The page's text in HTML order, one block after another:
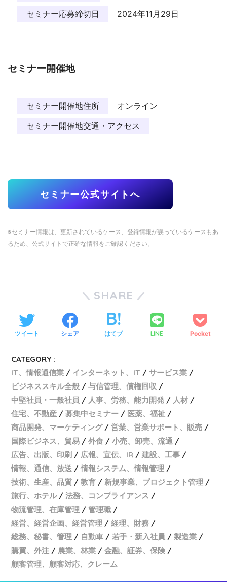
セミナー応募締切日
2024年11月29日
セミナー開催地
セミナー開催地住所
オンライン
セミナー開催地交通・アクセス
セミナー公式サイトへ
※セミナー情報は、更新されているケース、登録情報が誤っているケースもあ
るため、公式サイトで正確な情報をご確認ください。
SHARE
ツイート シェア はてブ LINE Pocket
CATEGORY :
IT、情報通信業
インターネット、IT
サービス業
ビジネススキル全般
与信管理、債権回収
中堅社員・一般社員
人事、労務、能力開発
人材
住宅、不動産
募集中セミナー
医薬、福祉
商品開発、マーケティング
営業、営業サポート、販売
国際ビジネス、貿易
外食
小売、卸売、流通
広告、出版、印刷
広報、宣伝、IR
建設、工事
情報、通信、放送
情報システム、情報管理
技術、生産、品質
教育
新規事業、プロジェクト管理
旅行、ホテル
法務、コンプライアンス
物流管理、在庫管理
管理職
経営、経営企画、経営管理
経理、財務
総務、秘書、管理
自動車 若手・新入社員
製造業
購買、外注
農業、林業
金融、証券、保険
顧客管理、顧客対応、クレーム